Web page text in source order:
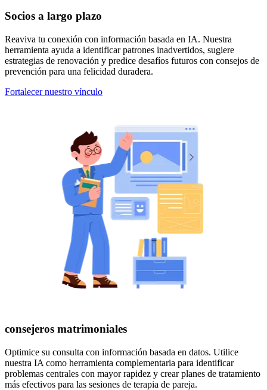
Socios a largo plazo
Reaviva tu conexión con información basada en IA. Nuestra
herramienta ayuda a identificar patrones inadvertidos, sugiere
estrategias de renovación y predice desafíos futuros con consejos de
prevención para una felicidad duradera.
Fortalecer nuestro vínculo
consejeros matrimoniales
Optimice su consulta con información basada en datos. Utilice
nuestra IA como herramienta complementaria para identificar
problemas centrales con mayor rapidez y crear planes de tratamiento
más efectivos para las sesiones de terapia de pareja.